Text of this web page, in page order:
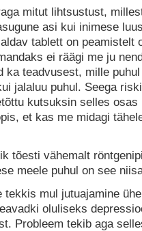
mitut lihtsustust,
asi kui inimese
tablett on peamistelt
ei räägi me ju
ka teadvusest, mille
jalaluu puhul. Seega
kutsuksin selles osas
et kas me midagi
tõesti vähemalt
meele puhul on see
mul jutuajamine
oluliseks
Probleem tekib aga